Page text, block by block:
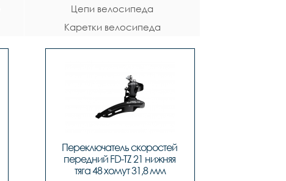
Цепи велосипеда
Каретки велосипеда
Переключатель скоростей
передний FD-TZ 21 нижняя
тяга 48 хомут 31,8 мм